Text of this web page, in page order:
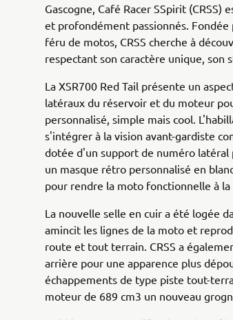
Gascogne, Café Racer SSpirit
et profondément passionnés.
féru de motos, CRSS cherche à
respectant son caractère unique, son
La XSR700 Red Tail présente un
latéraux du réservoir et du moteur
personnalisé, simple mais cool.
s'intégrer à la vision avant-gardiste
dotée d'un support de numéro
un masque rétro personnalisé en
pour rendre la moto fonctionnelle à
La nouvelle selle en cuir a été logée
amincit les lignes de la moto et
route et tout terrain. CRSS a
arrière pour une apparence plus
échappements de type piste tout-
moteur de 689 cm3 un nouveau